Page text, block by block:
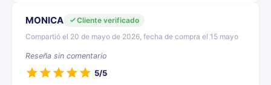
MONICA
Cliente verificado
Compartió el 20 de mayo de 2026, fecha de compra el 15 mayo
Reseña sin comentario
5/5